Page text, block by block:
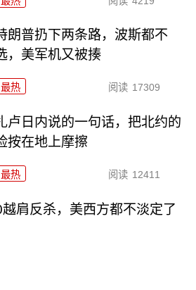
朗普扔下两条路，波斯都不
，美军机又被揍
最热 阅读 17309
卢日内说的一句话，把北约的
按在地上摩擦
最热 阅读 12411
肩反杀，美西方都不淡定了